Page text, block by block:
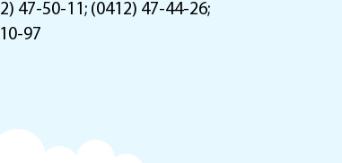
47-50-11; (0412) 47-44-26;
97